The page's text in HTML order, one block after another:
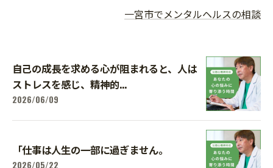
一宮市でメンタルヘルスの相談
自己の成長を求める心が阻まれると、人は
ストレスを感じ、精神的...
2026/06/09
「仕事は人生の一部に過ぎません。
2026/05/22